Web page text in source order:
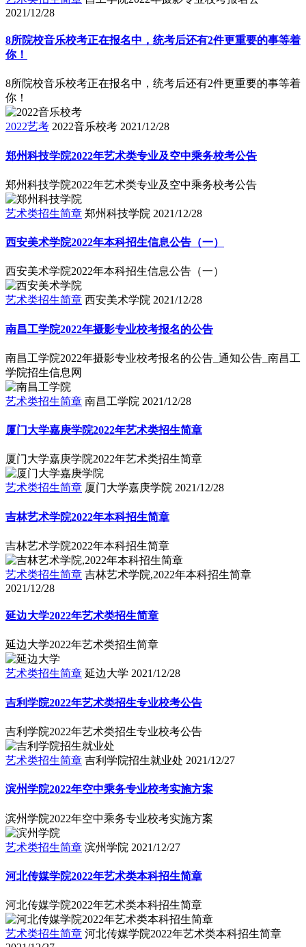
2021/12/28
8所院校音乐校考正在报名中，统考后还有2件更重要的事等着
你！
8所院校音乐校考正在报名中，统考后还有2件更重要的事等着
你！
2022艺考 2022音乐校考 2021/12/28
郑州科技学院2022年艺术类专业及空中乘务校考公告
郑州科技学院2022年艺术类专业及空中乘务校考公告
艺术类招生简章 郑州科技学院 2021/12/28
西安美术学院2022年本科招生信息公告（一）
西安美术学院2022年本科招生信息公告（一）
艺术类招生简章 西安美术学院 2021/12/28
南昌工学院2022年摄影专业校考报名的公告
南昌工学院2022年摄影专业校考报名的公告_通知公告_南昌工
学院招生信息网
艺术类招生简章 南昌工学院 2021/12/28
厦门大学嘉庚学院2022年艺术类招生简章
厦门大学嘉庚学院2022年艺术类招生简章
艺术类招生简章 厦门大学嘉庚学院 2021/12/28
吉林艺术学院2022年本科招生简章
吉林艺术学院2022年本科招生简章
艺术类招生简章 吉林艺术学院,2022年本科招生简章
2021/12/28
延边大学2022年艺术类招生简章
延边大学2022年艺术类招生简章
艺术类招生简章 延边大学 2021/12/28
吉利学院2022年艺术类招生专业校考公告
吉利学院2022年艺术类招生专业校考公告
艺术类招生简章 吉利学院招生就业处 2021/12/27
滨州学院2022年空中乘务专业校考实施方案
滨州学院2022年空中乘务专业校考实施方案
艺术类招生简章 滨州学院 2021/12/27
河北传媒学院2022年艺术类本科招生简章
河北传媒学院2022年艺术类本科招生简章
艺术类招生简章 河北传媒学院2022年艺术类本科招生简章